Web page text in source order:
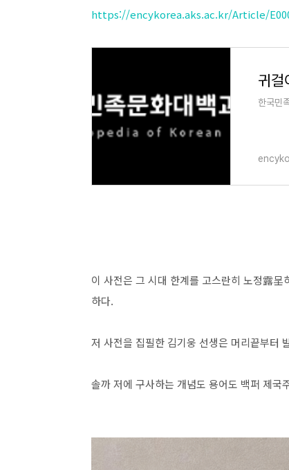
https://encykorea.aks.ac.kr/Article/
귀걸
한국민
이 사전은 그 시대 한계를 고스란히 노정露
하다.
저 사전을 집필한 김기웅 선생은 머리끝부터
솔까 저에 구사하는 개념도 용어도 백퍼 제국